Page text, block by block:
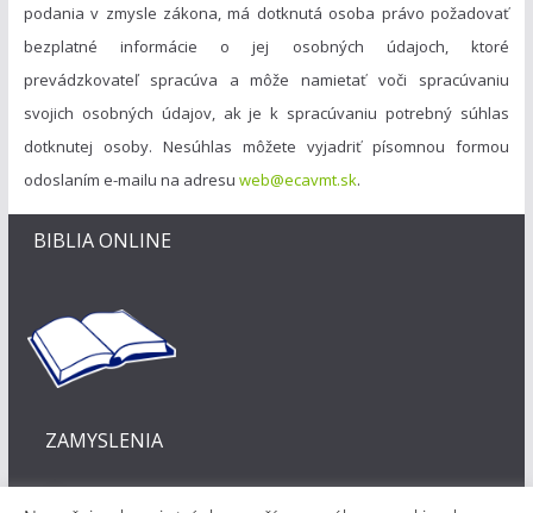
podania v zmysle zákona, má dotknutá osoba právo požadovať
bezplatné informácie o jej osobných údajoch, ktoré
prevádzkovateľ spracúva a môže namietať voči spracúvaniu
svojich osobných údajov, ak je k spracúvaniu potrebný súhlas
dotknutej osoby. Nesúhlas môžete vyjadriť písomnou formou
odoslaním e-mailu na adresu web@ecavmt.sk.
BIBLIA ONLINE
ZAMYSLENIA